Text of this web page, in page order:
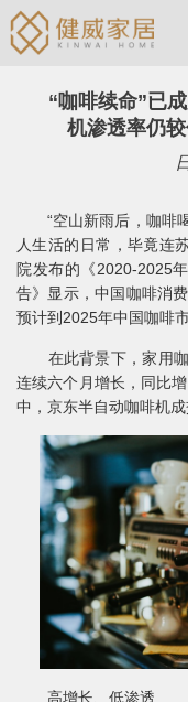
“咖啡续命”已
机渗透率仍
“空山新雨后，咖啡喝
人生活的日常，毕竟连
院发布的《2020-2025
告》显示，中国咖啡消
预计到2025年中国咖啡
在此背景下，家用咖
连续六个月增长，同比
中，京东半自动咖啡机成
高增长、低渗透